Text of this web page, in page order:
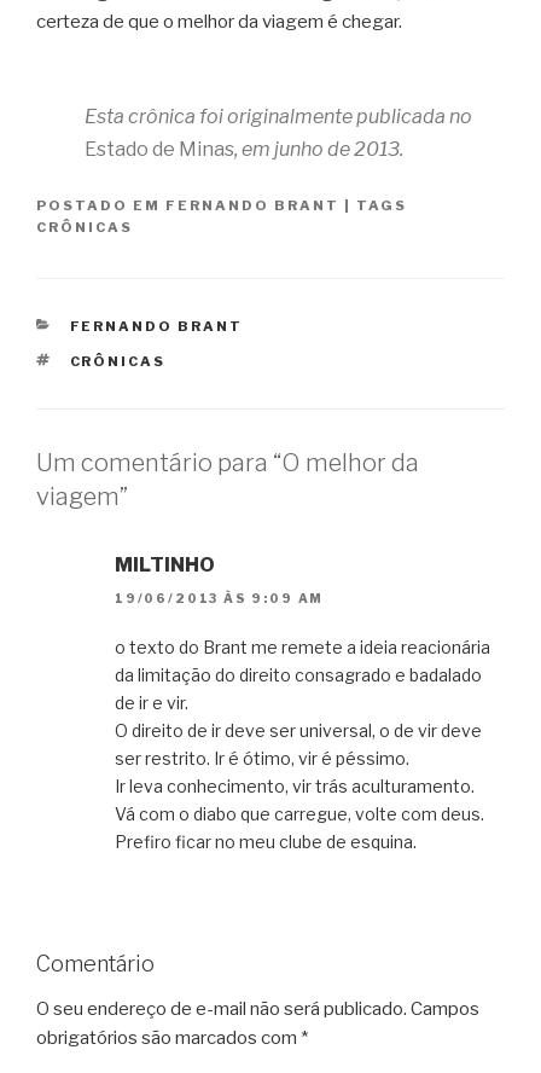
certeza de que o melhor da viagem é chegar.
Esta crônica foi originalmente publicada no
Estado de Minas, em junho de 2013.
POSTADO EM FERNANDO BRANT | TAGS
CRÔNICAS
CATEGORIAS
FERNANDO BRANT
TAGS
CRÔNICAS
Um comentário para “O melhor da
viagem”
MILTINHO
19/06/2013 ÀS 9:09 AM
o texto do Brant me remete a ideia reacionária
da limitação do direito consagrado e badalado
de ir e vir.
O direito de ir deve ser universal, o de vir deve
ser restrito. Ir é ótimo, vir é péssimo.
Ir leva conhecimento, vir trás aculturamento.
Vá com o diabo que carregue, volte com deus.
Prefiro ficar no meu clube de esquina.
Comentário
O seu endereço de e-mail não será publicado. Campos
obrigatórios são marcados com *